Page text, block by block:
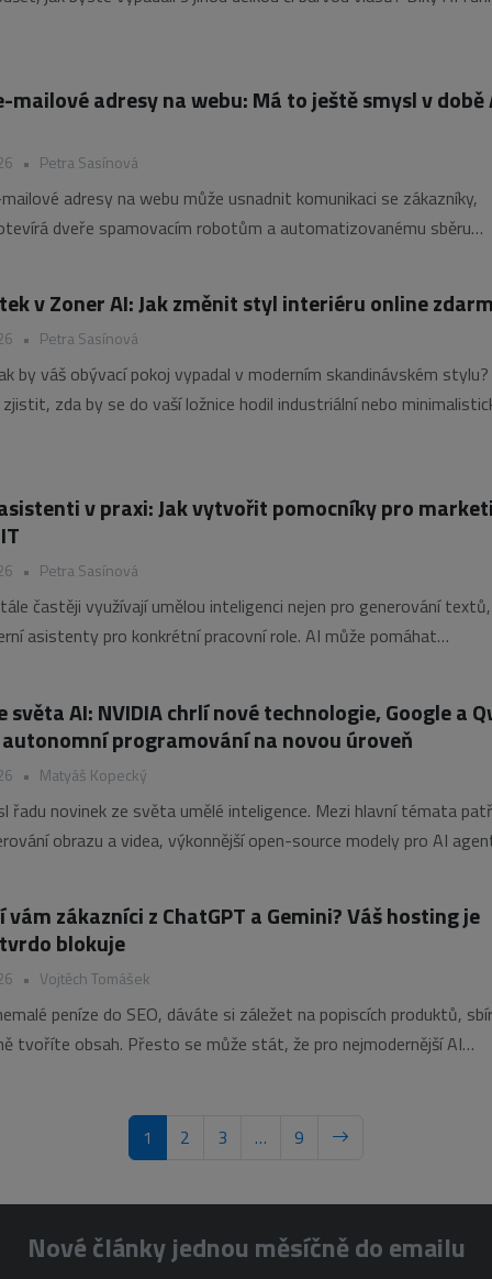
mailové adresy na webu: Má to ještě smysl v době
• Petra Sasínová
adresy na webu může usnadnit komunikaci se zákazníky,
dveře spamovacím robotům a automatizovanému sběru
přiklání ke kontaktním formulářům? Jak
v Zoner AI: Jak změnit styl interiéru online
• Petra Sasínová
by váš obývací pokoj vypadal v moderním skandinávském stylu?
zda by se do vaší ložnice hodil industriální nebo
v praxi: Jak vytvořit pomocníky pro
• Petra Sasínová
častěji využívají umělou inteligenci nejen pro generování
asistenty pro konkrétní pracovní role. AI může pomáhat
světa AI: NVIDIA chrlí nové technologie, Google a
programování na novou úroveň
• Matyáš Kopecký
řadu novinek ze světa umělé inteligence. Mezi hlavní témata
obrazu a videa, výkonnější open-source modely pro AI
vám zákazníci z ChatGPT a Gemini? Váš hosting je
blokuje
• Vojtěch Tomášek
peníze do SEO, dáváte si záležet na popiscích produktů,
tvoříte obsah. Přesto se může stát, že pro nejmodernější AI
1 2 3 … 9
Nové články jednou měsíčně do emailu